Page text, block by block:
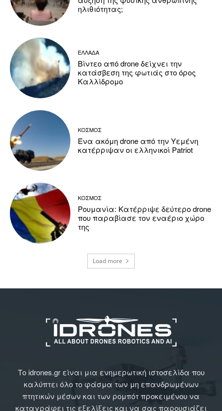
ηλιθιότητας;
ΕΛΛΑΔΑ
Βίντεο από drone δείχνει την
κατάσβεση της φωτιάς στο όρος
Καλλίδρομο
ΚΟΣΜΟΣ
Ένα ακόμη drone από την Υεμένη
κατέρριψαν οι ελληνικοί Patriot
ΚΟΣΜΟΣ
Ρουμανία: Κατέρριψε δεύτερο drone
που παραβίασε τον εναέριο χώρο
της
Load more
Το idrones.gr είναι μια ενημερωτική ιστοσελίδα που
καλύπτει όλο το φάσμα των μη επανδρωμένων
πτητικών μέσων και των ρομπότ προκειμένου να
καταγράφει τις εξελίξεις και να σας παρουσιάζει